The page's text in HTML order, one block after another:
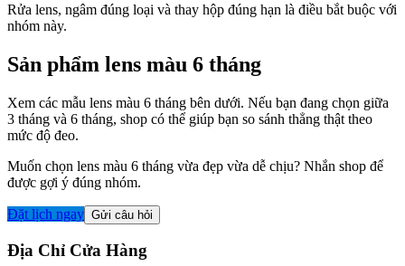
Rửa lens, ngâm đúng loại và thay hộp đúng hạn là điều bắt buộc với
nhóm này.
Sản phẩm lens màu 6 tháng
Xem các mẫu lens màu 6 tháng bên dưới. Nếu bạn đang chọn giữa
3 tháng và 6 tháng, shop có thể giúp bạn so sánh thẳng thật theo
mức độ đeo.
Muốn chọn lens màu 6 tháng vừa đẹp vừa dễ chịu? Nhắn shop để
được gợi ý đúng nhóm.
Đặt lịch ngay Gửi câu hỏi
Địa Chỉ Cửa Hàng